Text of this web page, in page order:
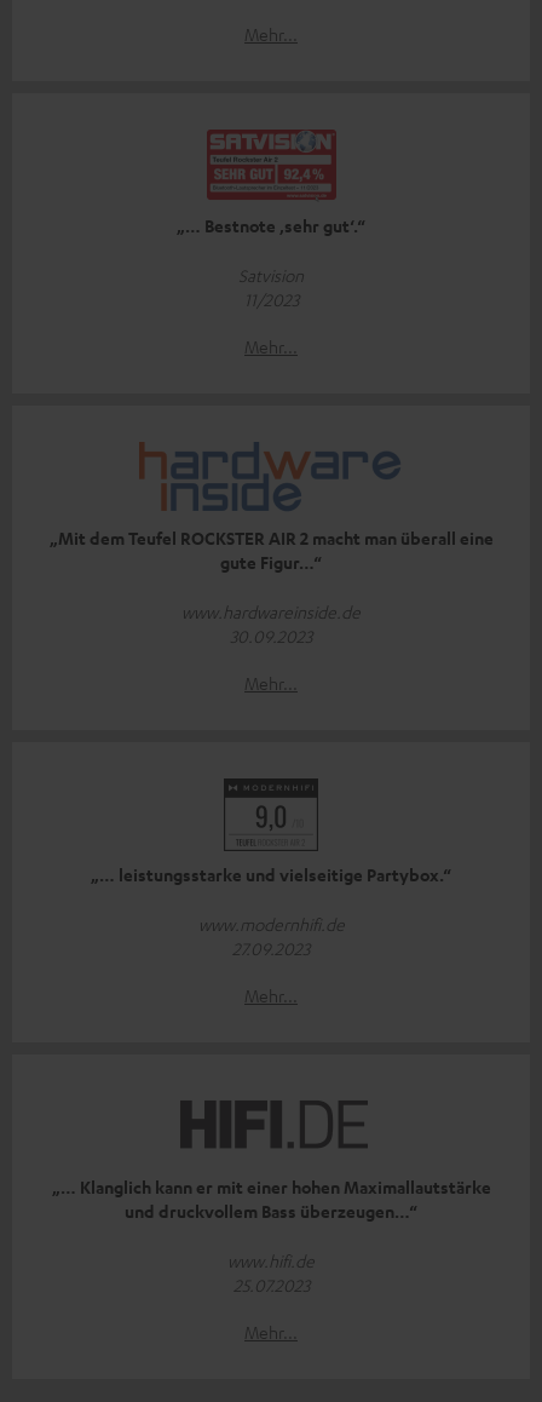
Mehr...
„… Bestnote ‚sehr gut‘.“
Satvision
11/2023
Mehr...
„Mit dem Teufel ROCKSTER AIR 2 macht man überall eine
gute Figur…“
www.hardwareinside.de
30.09.2023
Mehr...
„… leistungsstarke und vielseitige Partybox.“
www.modernhifi.de
27.09.2023
Mehr...
„… Klanglich kann er mit einer hohen Maximallautstärke
und druckvollem Bass überzeugen…“
www.hifi.de
25.07.2023
Mehr...